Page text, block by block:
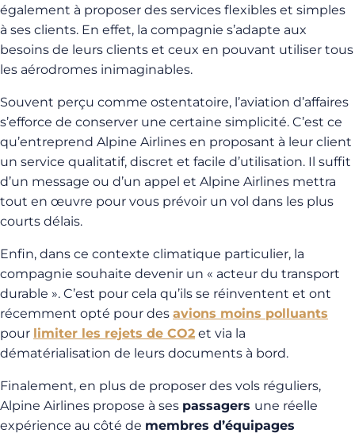
également à proposer des services flexibles et simples
à ses clients. En effet, la compagnie s’adapte aux
besoins de leurs clients et ceux en pouvant utiliser tous
les aérodromes inimaginables.
Souvent perçu comme ostentatoire, l’aviation d’affaires
s’efforce de conserver une certaine simplicité. C’est ce
qu’entreprend Alpine Airlines en proposant à leur client
un service qualitatif, discret et facile d’utilisation. Il suffit
d’un message ou d’un appel et Alpine Airlines mettra
tout en œuvre pour vous prévoir un vol dans les plus
courts délais.
Enfin, dans ce contexte climatique particulier, la
compagnie souhaite devenir un « acteur du transport
durable ». C’est pour cela qu’ils se réinventent et ont
récemment opté pour des avions moins polluants
pour limiter les rejets de CO2 et via la
dématérialisation de leurs documents à bord.
Finalement, en plus de proposer des vols réguliers,
Alpine Airlines propose à ses passagers une réelle
expérience au côté de membres d’équipages